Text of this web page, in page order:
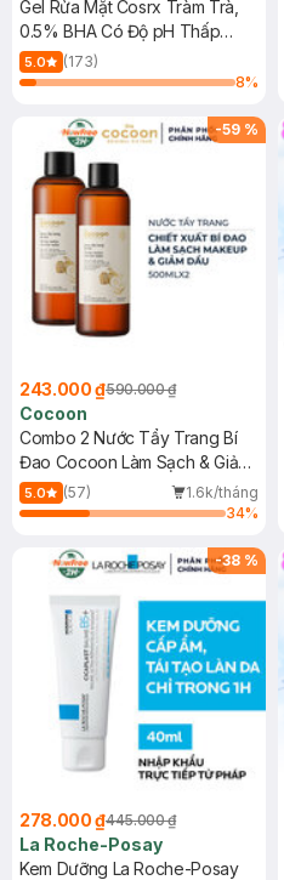
Gel Rửa Mặt Cosrx Tràm Trà,
0.5% BHA Có Độ pH Thấp
150ml
5.0
(173)
8%
-59 %
243.000 ₫590.000 ₫
Cocoon
Combo 2 Nước Tẩy Trang Bí
Đao Cocoon Làm Sạch & Giảm
Dầu 500ml
5.0 (57)
1.6k/tháng
34%
-38 %
278.000 ₫445.000 ₫
La Roche-Posay
Kem Dưỡng La Roche-Posay